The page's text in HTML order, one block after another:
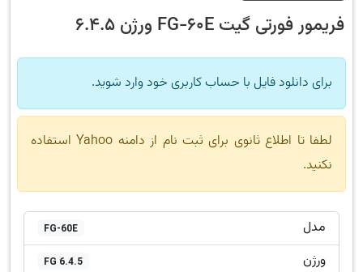
فریمور فورتی گیت FG-60E ورژن 6.4.5
برای دانلود فایل با حساب کاربری خود وارد شوید.
لطفا تا اطلاع ثانوی برای ثبت نام از دامنه Yahoo استفاده
نکنید.
مدل FG-60E
ورژن FG 6.4.5